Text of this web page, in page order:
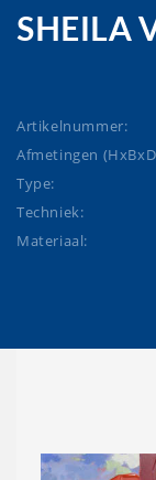
SHEILA
Artikelnummer:
Afmetingen
Type:
Techniek:
Materiaal: